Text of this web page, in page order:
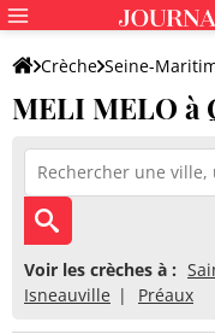
Crèche Seine-
MELI MELO à
Voir les crèches à :
Isneauville
Préaux